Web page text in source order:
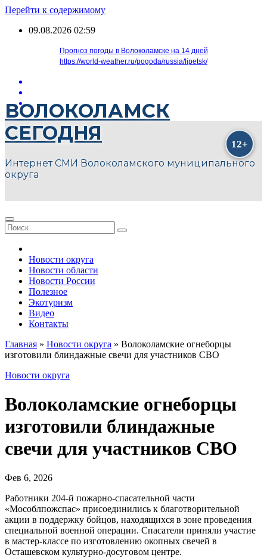
Перейти к содержимому
09.08.2026 02:59
Прогноз погоды в Волоколамске на 14 дней
https://world-weather.ru/pogoda/russia/lipetsk/
ВОЛОКОЛАМСК
СЕГОДНЯ
Интернет СМИ Волоколамского муниципального
округа
Новости округа
Новости области
Новости России
Полезное
Экотуризм
Видео
Контакты
Главная » Новости округа » Волоколамские огнеборцы
изготовили блиндажные свечи для участников СВО
Новости округа
Волоколамские огнеборцы
изготовили блиндажные
свечи для участников СВО
Фев 6, 2026
Работники 204-й пожарно-спасательной части
«Мособлпожспас» присоединились к благотворительной
акции в поддержку бойцов, находящихся в зоне проведения
специальной военной операции. Спасатели приняли участие
в мастер-классе по изготовлению окопных свечей в
Осташевском культурно-досуговом центре.